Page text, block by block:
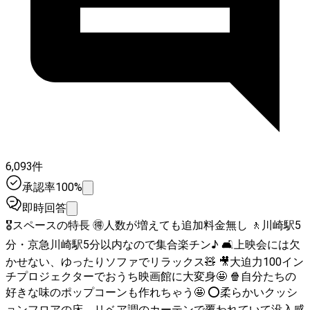
6,093件
承認率100%
即時回答
🎖スペースの特長 🉐人数が増えても追加料金無し 🚶川崎駅5
分・京急川崎駅5分以内なので集合楽チン♪ 🛋上映会には欠
かせない、ゆったりソファでリラックス🧸 🎥大迫力100イン
チプロジェクターでおうち映画館に大変身🤩 🍿自分たちの
好きな味のポップコーンも作れちゃう🤩 ⭕柔らかいクッシ